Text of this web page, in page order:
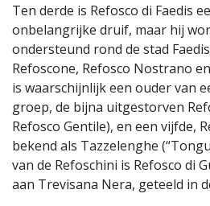
Ten derde is Refosco di Faedis
onbelangrijke druif, maar hij
ondersteund rond de stad
Refoscone, Refosco Nostrano
is waarschijnlijk een ouder van
groep, de bijna uitgestorven
Refosco Gentile), en een vijfde,
bekend als Tazzelenghe
van de Refoschini is Refosco di
aan Trevisana Nera, geteeld in